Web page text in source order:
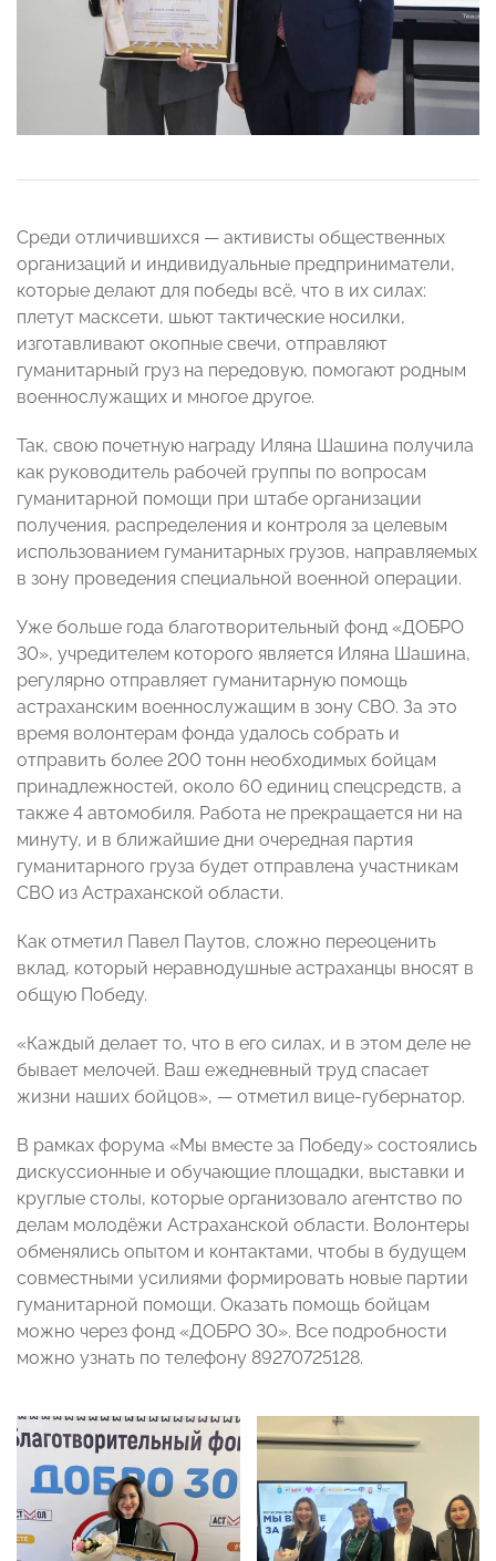
Среди отличившихся — активисты общественных
организаций и индивидуальные предприниматели,
которые делают для победы всё, что в их силах:
плетут масксети, шьют тактические носилки,
изготавливают окопные свечи, отправляют
гуманитарный груз на передовую, помогают родным
военнослужащих и многое другое.
Так, свою почетную награду Иляна Шашина получила
как руководитель рабочей группы по вопросам
гуманитарной помощи при штабе организации
получения, распределения и контроля за целевым
использованием гуманитарных грузов, направляемых
в зону проведения специальной военной операции.
Уже больше года благотворительный фонд «ДОБРО
30», учредителем которого является Иляна Шашина,
регулярно отправляет гуманитарную помощь
астраханским военнослужащим в зону СВО. За это
время волонтерам фонда удалось собрать и
отправить более 200 тонн необходимых бойцам
принадлежностей, около 60 единиц спецсредств, а
также 4 автомобиля. Работа не прекращается ни на
минуту, и в ближайшие дни очередная партия
гуманитарного груза будет отправлена участникам
СВО из Астраханской области.
Как отметил Павел Паутов, сложно переоценить
вклад, который неравнодушные астраханцы вносят в
общую Победу.
«Каждый делает то, что в его силах, и в этом деле не
бывает мелочей. Ваш ежедневный труд спасает
жизни наших бойцов», — отметил вице-губернатор.
В рамках форума «Мы вместе за Победу» состоялись
дискуссионные и обучающие площадки, выставки и
круглые столы, которые организовало агентство по
делам молодёжи Астраханской области. Волонтеры
обменялись опытом и контактами, чтобы в будущем
совместными усилиями формировать новые партии
гуманитарной помощи. Оказать помощь бойцам
можно через фонд «ДОБРО 30». Все подробности
можно узнать по телефону 89270725128.